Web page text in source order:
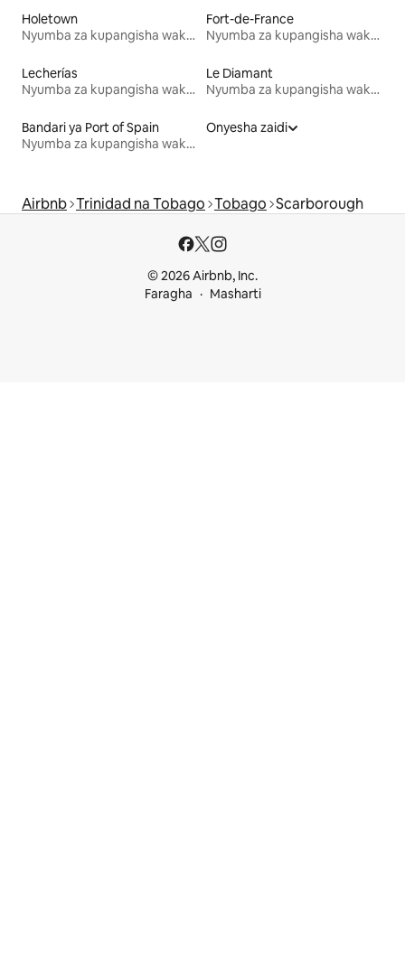
Holetown
Nyumba za kupangisha wakati wa likizo
Fort-de-France
Nyumba za kupangisha wakati wa likizo
Lecherías
Nyumba za kupangisha wakati wa likizo
Le Diamant
Nyumba za kupangisha wakati wa likizo
Bandari ya Port of Spain
Nyumba za kupangisha wakati wa likizo
Onyesha zaidi
Airbnb Trinidad na Tobago Tobago Scarborough
© 2026 Airbnb, Inc.
Faragha
Masharti